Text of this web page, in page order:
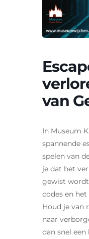
van
In Museum
spannende
spelen van
je dat het
gewist
codes en het
Houd je van
naar
dan snel een